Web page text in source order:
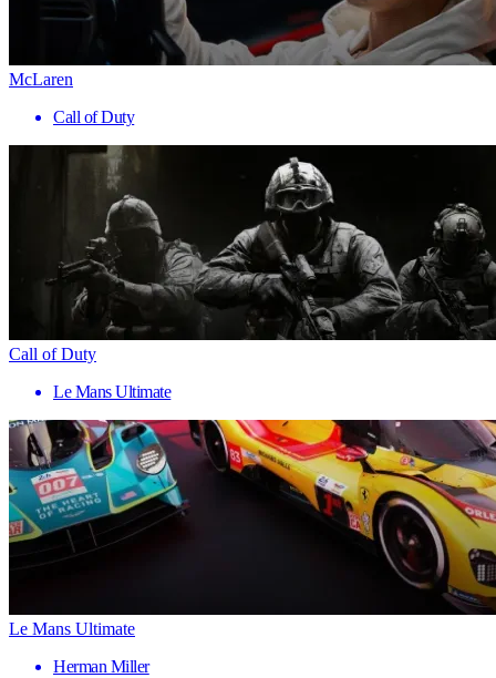
McLaren
Call of Duty
Call of Duty
Le Mans Ultimate
Le Mans Ultimate
Herman Miller